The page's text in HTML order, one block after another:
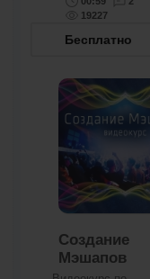
19227
Бесплатно
Создание
Мэшапов